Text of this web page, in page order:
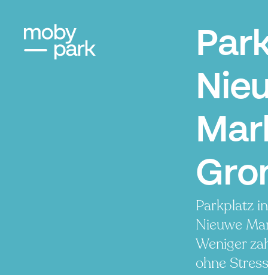
Parkplatz
Nieuwe
Weniger
ohne